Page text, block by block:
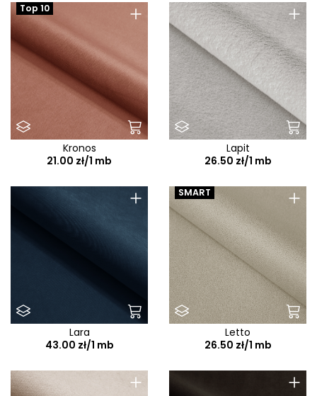
+
Top 10
Kronos
21.00 zł/1 mb
+
Lapit
26.50 zł/1 mb
+
Lara
43.00 zł/1 mb
+
SMART
Letto
26.50 zł/1 mb
+ +